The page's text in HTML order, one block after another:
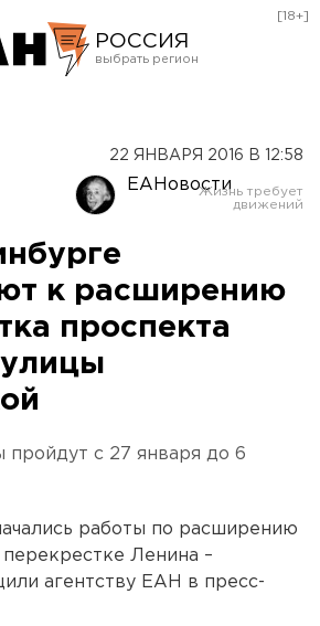
РОССИЯ
Оренбург
[18+]
22 ЯНВАРЯ 2016 В 12:58
ЕАНовости
к расширению
проспекта
пройдут с 27 января до 6
работы по расширению
Ленина –
агентству ЕАН в пресс-